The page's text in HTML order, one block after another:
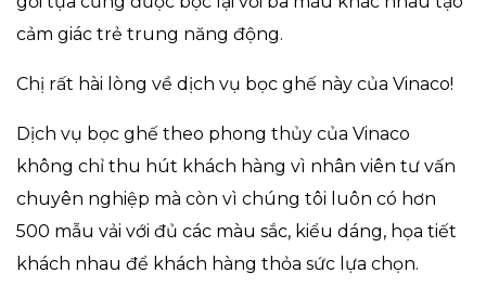
cảm giác trẻ trung năng động.
Chị rất hài lòng về dịch vụ bọc ghế này của Vinaco!
Dịch vụ bọc ghế theo phong thủy của Vinaco
không chỉ thu hút khách hàng vì nhân viên tư vấn
chuyên nghiệp mà còn vì chúng tôi luôn có hơn
500 mẫu vải với đủ các màu sắc, kiểu dáng, họa tiết
khách nhau để khách hàng thỏa sức lựa chọn.